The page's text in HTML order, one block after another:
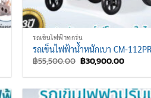
รถเข็นไฟฟ้าทุกรุ่น
รถเข็นไฟฟ้าน้ำหนักเบา CM-
฿55,500.00 Original
price
was:
฿30,900.00Current
is: